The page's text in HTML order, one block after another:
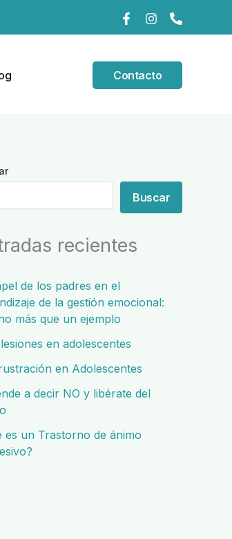
Contacto
Buscar
recientes
de los padres en el
de la gestión emocional:
más que un ejemplo
en adolescentes
en Adolescentes
a decir NO y libérate del
es un Trastorno de ánimo